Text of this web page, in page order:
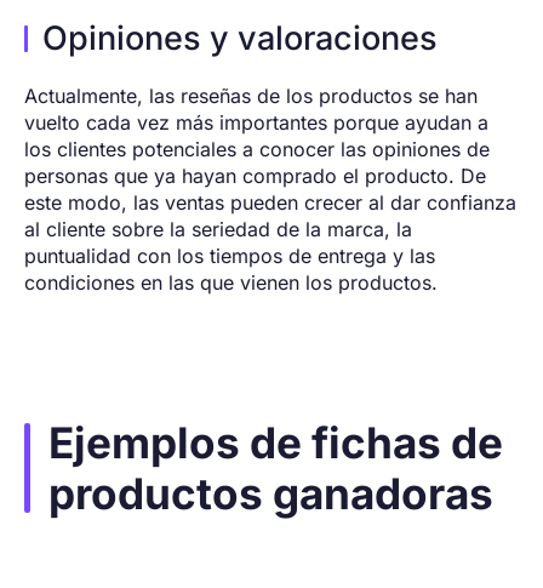
Opiniones y valoraciones
Actualmente, las reseñas de los productos se han
vuelto cada vez más importantes porque ayudan a
los clientes potenciales a conocer las opiniones de
personas que ya hayan comprado el producto. De
este modo, las ventas pueden crecer al dar confianza
al cliente sobre la seriedad de la marca, la
puntualidad con los tiempos de entrega y las
condiciones en las que vienen los productos.
Ejemplos de fichas de
productos ganadoras